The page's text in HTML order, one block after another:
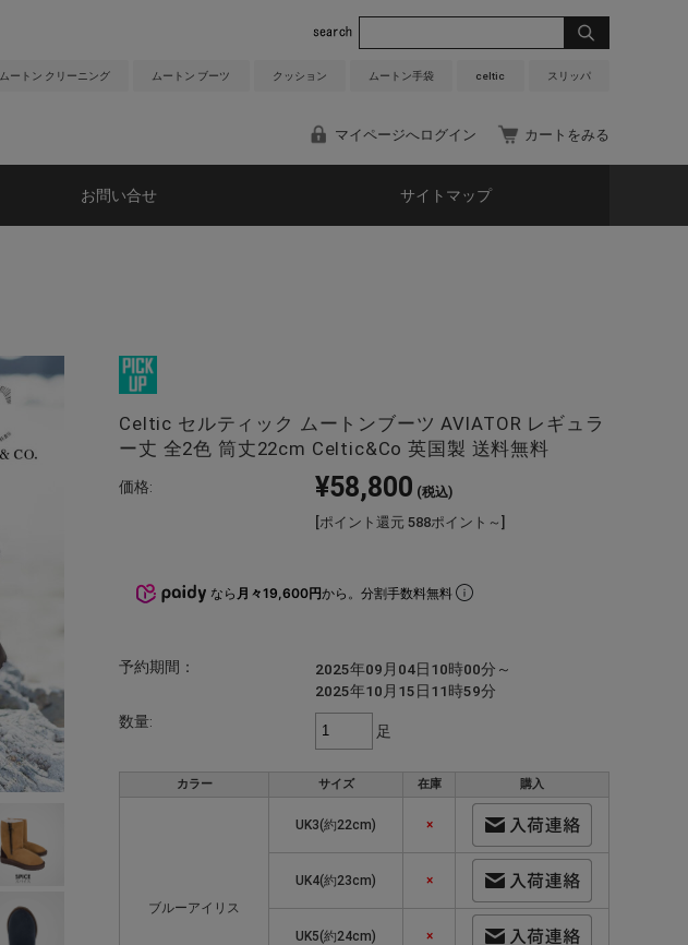
ムートン クリーニング ムートン ブーツ クッション ムートン手袋 celtic スリッパ
マイページへログイン カートをみる
お問い合せ サイトマップ
Celtic セルティック ムートンブーツ AVIATOR レギュラ
ー丈 全2色 筒丈22cm Celtic&Co 英国製 送料無料
価格: ¥58,800 (税込)
[ポイント還元 588ポイント～]
なら 月々19,600円から。分割手数料無料
予約期間：
2025年09月04日10時00分～
2025年10月15日11時59分
数量:
足
カラー サイズ 在庫 購入
ブルーアイリス
UK3(約22cm) ×
UK4(約23cm) ×
UK5(約24cm) ×